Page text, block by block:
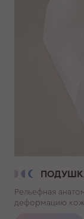
ПОДУШКА
Рельефная
деформацию